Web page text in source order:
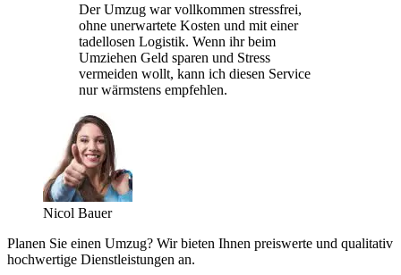
Der Umzug war vollkommen stressfrei,
ohne unerwartete Kosten und mit einer
tadellosen Logistik. Wenn ihr beim
Umziehen Geld sparen und Stress
vermeiden wollt, kann ich diesen Service
nur wärmstens empfehlen.
Nicol Bauer
Planen Sie einen Umzug? Wir bieten Ihnen preiswerte und qualitativ
hochwertige Dienstleistungen an.